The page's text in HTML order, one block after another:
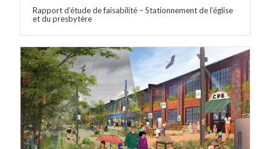
Rapport d’étude de faisabilité – Stationnement de l’église
et du presbytère